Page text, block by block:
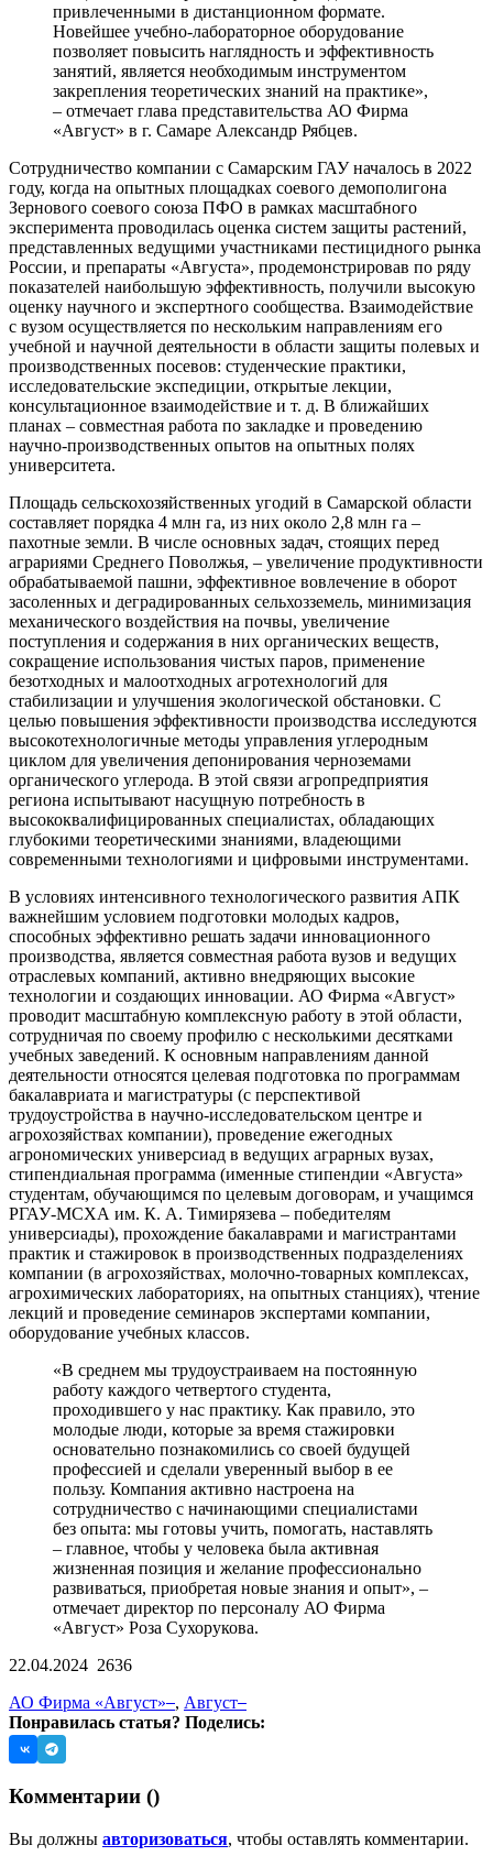
привлеченными в дистанционном формате.
Новейшее учебно-лабораторное оборудование
позволяет повысить наглядность и эффективность
занятий, является необходимым инструментом
закрепления теоретических знаний на практике»,
– отмечает глава представительства АО Фирма
«Август» в г. Самаре Александр Рябцев.
Сотрудничество компании с Самарским ГАУ началось в 2022
году, когда на опытных площадках соевого демополигона
Зернового соевого союза ПФО в рамках масштабного
эксперимента проводилась оценка систем защиты растений,
представленных ведущими участниками пестицидного рынка
России, и препараты «Августа», продемонстрировав по ряду
показателей наибольшую эффективность, получили высокую
оценку научного и экспертного сообщества. Взаимодействие
с вузом осуществляется по нескольким направлениям его
учебной и научной деятельности в области защиты полевых и
производственных посевов: студенческие практики,
исследовательские экспедиции, открытые лекции,
консультационное взаимодействие и т. д. В ближайших
планах – совместная работа по закладке и проведению
научно-производственных опытов на опытных полях
университета.
Площадь сельскохозяйственных угодий в Самарской области
составляет порядка 4 млн га, из них около 2,8 млн га –
пахотные земли. В числе основных задач, стоящих перед
аграриями Среднего Поволжья, – увеличение продуктивности
обрабатываемой пашни, эффективное вовлечение в оборот
засоленных и деградированных сельхозземель, минимизация
механического воздействия на почвы, увеличение
поступления и содержания в них органических веществ,
сокращение использования чистых паров, применение
безотходных и малоотходных агротехнологий для
стабилизации и улучшения экологической обстановки. С
целью повышения эффективности производства исследуются
высокотехнологичные методы управления углеродным
циклом для увеличения депонирования черноземами
органического углерода. В этой связи агропредприятия
региона испытывают насущную потребность в
высококвалифицированных специалистах, обладающих
глубокими теоретическими знаниями, владеющими
современными технологиями и цифровыми инструментами.
В условиях интенсивного технологического развития АПК
важнейшим условием подготовки молодых кадров,
способных эффективно решать задачи инновационного
производства, является совместная работа вузов и ведущих
отраслевых компаний, активно внедряющих высокие
технологии и создающих инновации. АО Фирма «Август»
проводит масштабную комплексную работу в этой области,
сотрудничая по своему профилю с несколькими десятками
учебных заведений. К основным направлениям данной
деятельности относятся целевая подготовка по программам
бакалавриата и магистратуры (с перспективой
трудоустройства в научно-исследовательском центре и
агрохозяйствах компании), проведение ежегодных
агрономических универсиад в ведущих аграрных вузах,
стипендиальная программа (именные стипендии «Августа»
студентам, обучающимся по целевым договорам, и учащимся
РГАУ-МСХА им. К. А. Тимирязева – победителям
универсиады), прохождение бакалаврами и магистрантами
практик и стажировок в производственных подразделениях
компании (в агрохозяйствах, молочно-товарных комплексах,
агрохимических лабораториях, на опытных станциях), чтение
лекций и проведение семинаров экспертами компании,
оборудование учебных классов.
«В среднем мы трудоустраиваем на постоянную
работу каждого четвертого студента,
проходившего у нас практику. Как правило, это
молодые люди, которые за время стажировки
основательно познакомились со своей будущей
профессией и сделали уверенный выбор в ее
пользу. Компания активно настроена на
сотрудничество с начинающими специалистами
без опыта: мы готовы учить, помогать, наставлять
– главное, чтобы у человека была активная
жизненная позиция и желание профессионально
развиваться, приобретая новые знания и опыт», –
отмечает директор по персоналу АО Фирма
«Август» Роза Сухорукова.
22.04.2024 2636
АО Фирма «Август» , Август
Понравилась статья? Поделись:
Комментарии ()
Вы должны авторизоваться, чтобы оставлять комментарии.